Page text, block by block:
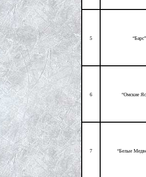
5
6 “Омские
7 “Белые